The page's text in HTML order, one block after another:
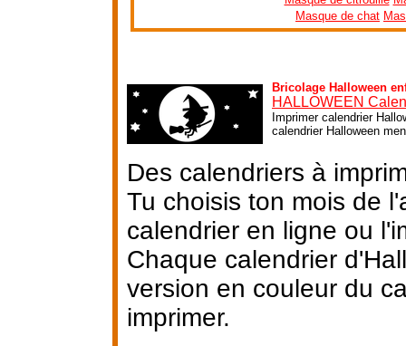
Masque de chat
Bricolage Halloween
HALLOWEEN
Imprimer calendrier
calendrier Halloween
Des calendriers à
Tu choisis ton mois de
calendrier en ligne ou
Chaque calendrier
version en couleur du
imprimer.